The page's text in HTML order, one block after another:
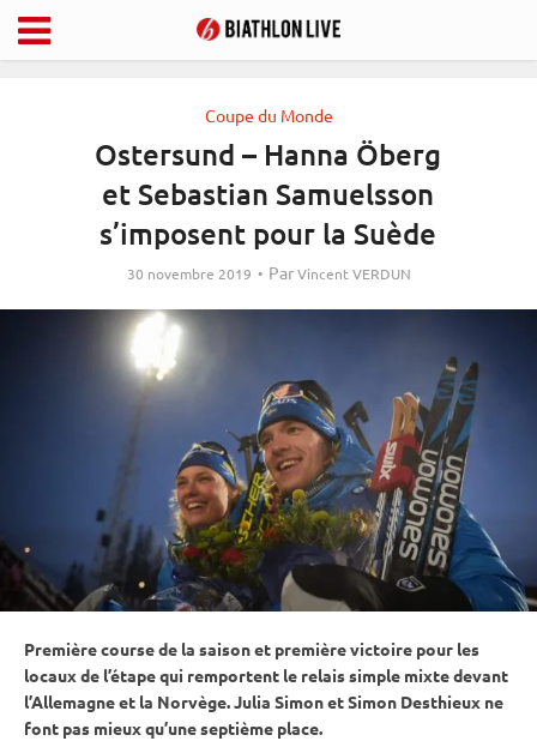
Coupe du Monde
Ostersund – Hanna Öberg
et Sebastian Samuelsson
s’imposent pour la Suède
30 novembre 2019 ParVincent VERDUN
Première course de la saison et première victoire pour les
locaux de l’étape qui remportent le relaissimple mixtedevant
l’Allemagne et la Norvège. Julia Simon et Simon Desthieux ne
font pas mieux qu’une septième place.